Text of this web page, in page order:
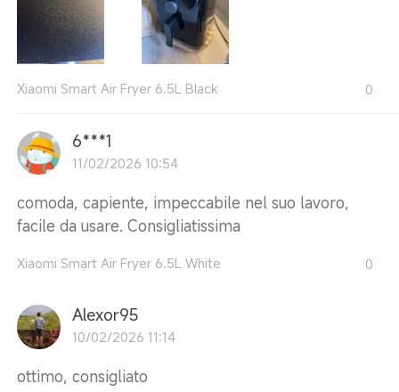
Xiaomi Smart Air Fryer 6.5L Black 0
6***1
11/02/2026 10:54
comoda, capiente, impeccabile nel suo lavoro,
facile da usare. Consigliatissima
Xiaomi Smart Air Fryer 6.5L White 0
Alexor95
10/02/2026 11:14
ottimo, consigliato